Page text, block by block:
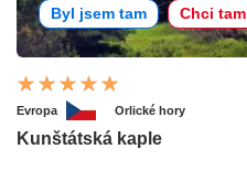
Byl jsem tam Chci tam
Evropa Orlické hory
Kunštátská kaple